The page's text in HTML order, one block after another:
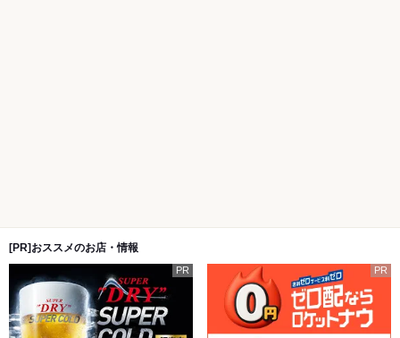
[PR]おススメのお店・情報
PR PR